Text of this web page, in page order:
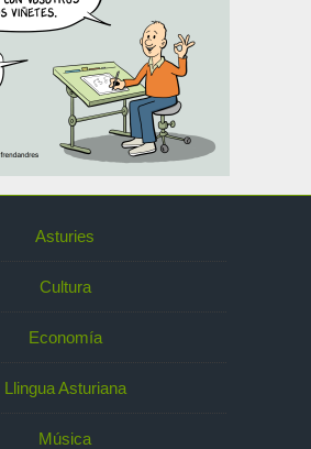
Asturies
Cultura
Economía
Llingua Asturiana
Música